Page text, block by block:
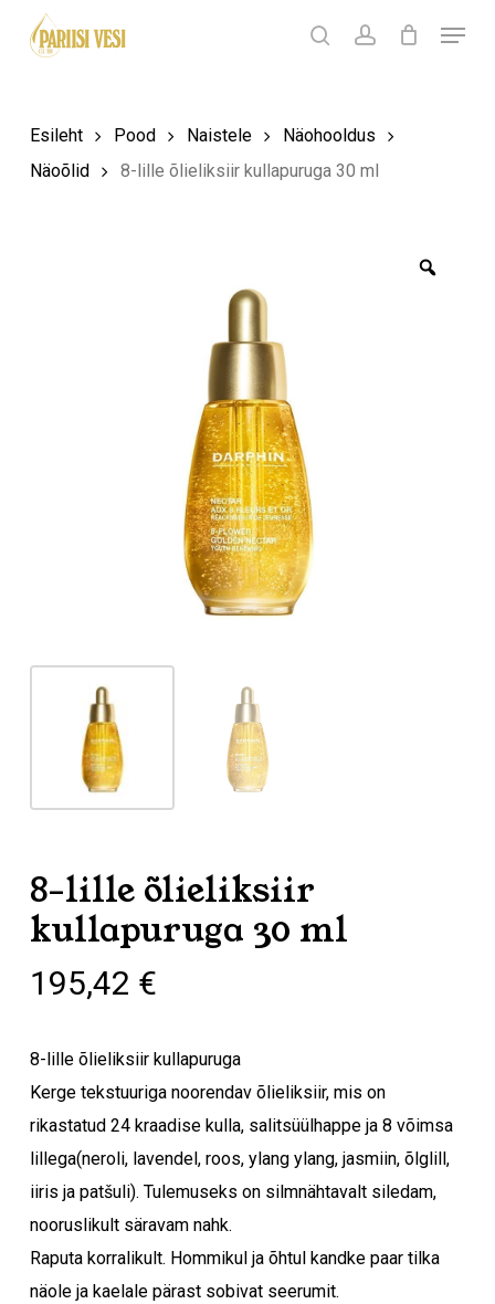
Products
search
searchaccount
Menu
Ostukorv
Esileht Pood Naistele
Näohooldus
Näoõlid
8-lille õlieliksiir kullapuruga 30 ml
8-lille õlieliksiir
kullapuruga 30 ml
195,42 €
8-lille õlieliksiir kullapuruga
Kerge tekstuuriga noorendav õlieliksiir, mis on
rikastatud 24 kraadise kulla, salitsüülhappe ja 8 võimsa
lillega(neroli, lavendel, roos, ylang ylang, jasmiin, õlglill,
iiris ja patšuli). Tulemuseks on silmnähtavalt siledam,
nooruslikult säravam nahk.
Raputa korralikult. Hommikul ja õhtul kandke paar tilka
näole ja kaelale pärast sobivat seerumit.